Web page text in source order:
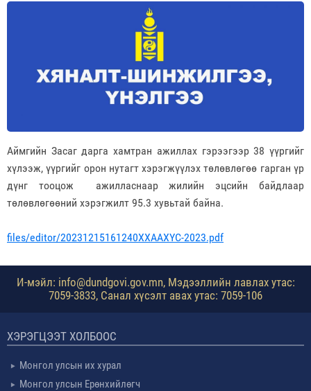
Аймгийн Засаг дарга хамтран ажиллах гэрээгээр 38 үүргийг
хүлээж, үүргийг орон нутагт хэрэгжүүлэх төлөвлөгөө гарган үр
дүнг тооцож ажилласнаар жилийн эцсийн байдлаар
төлөвлөгөөний хэрэгжилт 95.3 хувьтай байна.
files/editor/20231215161240ХХААХҮС-2023.pdf
И-мэйл: info@dundgovi.gov.mn, Мэдээллийн лавлах утас:
7059-3833, Санал хүсэлт авах утас: 7059-106
ХЭРЭГЦЭЭТ ХОЛБООС
Монгол улсын их хурал
Монгол улсын Ерөнхийлөгч